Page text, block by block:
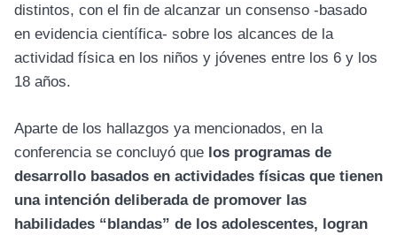
distintos, con el fin de alcanzar un consenso -basado
en evidencia científica- sobre los alcances de la
actividad física en los niños y jóvenes entre los 6 y los
18 años.
Aparte de los hallazgos ya mencionados, en la
conferencia se concluyó que los programas de
desarrollo basados en actividades físicas que tienen
una intención deliberada de promover las
habilidades “blandas” de los adolescentes, logran